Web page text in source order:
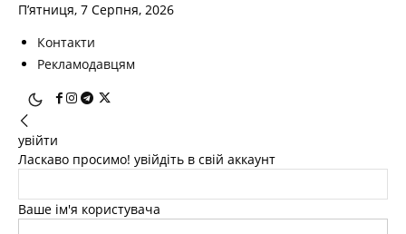
П’ятниця, 7 Серпня, 2026
Контакти
Рекламодавцям
увійти
Ласкаво просимо! увійдіть в свій аккаунт
Ваше ім'я користувача